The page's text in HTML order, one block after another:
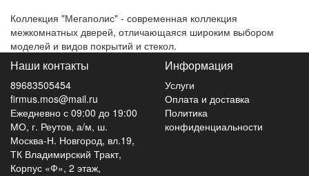
Коллекция "Мегаполис" - современная коллекция
межкомнатных дверей, отличающаяся широким выбором
моделей и видов покрытий и стекол.
Наши контакты
89683505454
firmus.mos@mail.ru
Ежедневно с 09:00 до 19:00
МО, г. Реутов, а/м, ш.
Москва-Н. Новгород, вл.19,
ТК Владимирский Тракт,
Корпус «Ф», 2 этаж,
Информация
Услуги
Оплата и доставка
Политика
конфиденциальности